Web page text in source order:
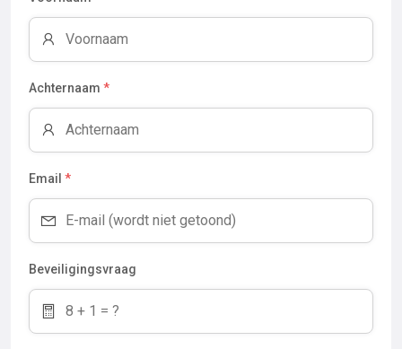
Achternaam *
Email *
Beveiligingsvraag